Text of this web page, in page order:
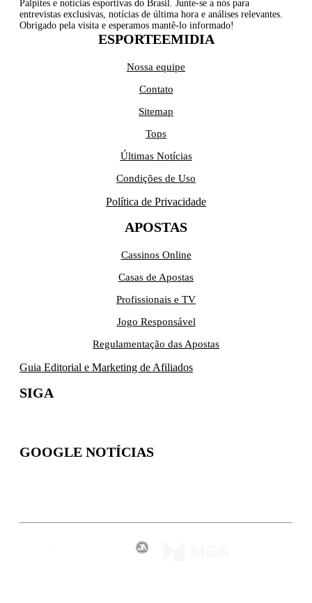
Palpites e notícias esportivas do Brasil. Junte-se a nós para
entrevistas exclusivas, notícias de última hora e análises relevantes.
Obrigado pela visita e esperamos mantê-lo informado!
ESPORTEEMIDIA
Nossa equipe
Contato
Sitemap
Tops
Últimas Notícias
Condições de Uso
Política de Privacidade
APOSTAS
Cassinos Online
Casas de Apostas
Profissionais e TV
Jogo Responsável
Regulamentação das Apostas
Guia Editorial e Marketing de Afiliados
SIGA
GOOGLE NOTÍCIAS